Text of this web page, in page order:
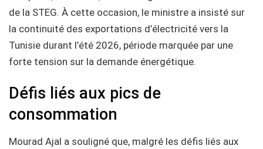
de la STEG. À cette occasion, le ministre a insisté sur
la continuité des exportations d’électricité vers la
Tunisie durant l’été 2026, période marquée par une
forte tension sur la demande énergétique.
Défis liés aux pics de
consommation
Mourad Ajal a souligné que, malgré les défis liés aux